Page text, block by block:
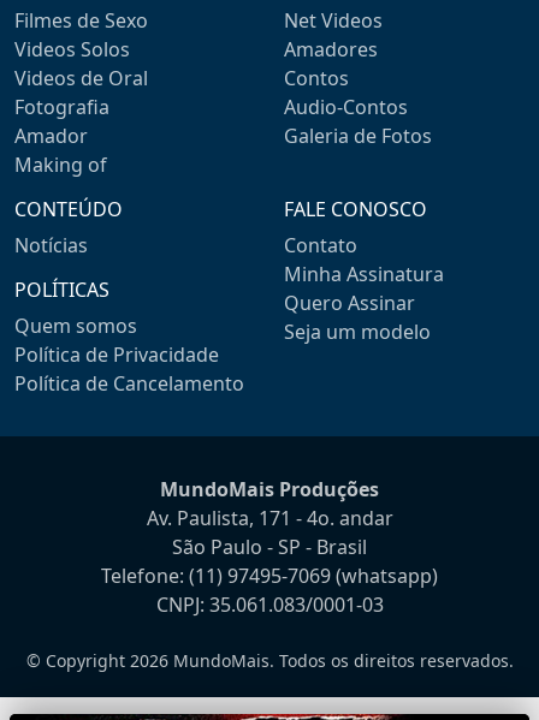
Filmes de Sexo
Videos Solos
Videos de Oral
Fotografia
Amador
Making of
Net Videos
Amadores
Contos
Audio-Contos
Galeria de Fotos
CONTEÚDO
Notícias
POLÍTICAS
Quem somos
Política de Privacidade
Política de Cancelamento
FALE CONOSCO
Contato
Minha Assinatura
Quero Assinar
Seja um modelo
MundoMais Produções
Av. Paulista, 171 - 4o. andar
São Paulo - SP - Brasil
Telefone: (11) 97495-7069(whatsapp)
CNPJ: 35.061.083/0001-03
© Copyright 2026 MundoMais. Todos os direitos reservados.